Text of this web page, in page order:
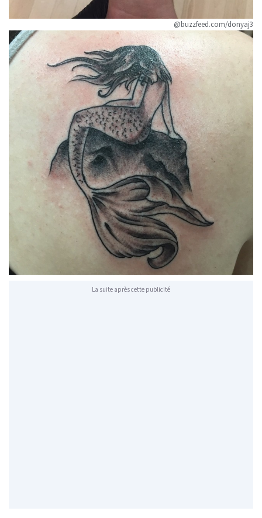
@buzzfeed.com/donyaj3
La suite après cette publicité